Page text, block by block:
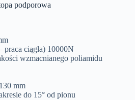
podporowa
praca ciągła) 10000N
wzmacnianego poliamidu
mm
do 15° od pionu